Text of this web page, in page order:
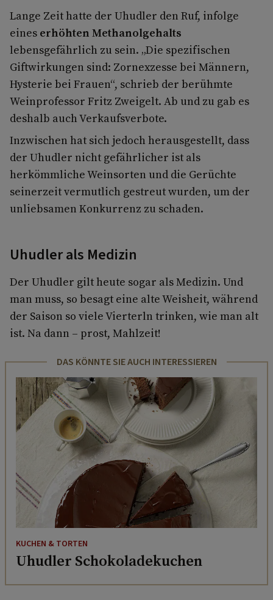
Lange Zeit hatte der Uhudler den Ruf, infolge
eines erhöhten Methanolgehalts
lebensgefährlich zu sein. „Die spezifischen
Giftwirkungen sind: Zornexzesse bei Männern,
Hysterie bei Frauen“, schrieb der berühmte
Weinprofessor Fritz Zweigelt. Ab und zu gab es
deshalb auch Verkaufsverbote.
Inzwischen hat sich jedoch herausgestellt, dass
der Uhudler nicht gefährlicher ist als
herkömmliche Weinsorten und die Gerüchte
seinerzeit vermutlich gestreut wurden, um der
unliebsamen Konkurrenz zu schaden.
Uhudler als Medizin
Der Uhudler gilt heute sogar als Medizin. Und
man muss, so besagt eine alte Weisheit, während
der Saison so viele Vierterln trinken, wie man alt
ist. Na dann – prost, Mahlzeit!
DAS KÖNNTE SIE AUCH INTERESSIEREN
KUCHEN & TORTEN
Uhudler Schokoladekuchen